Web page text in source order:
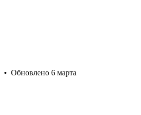
• Обновлено 6 марта